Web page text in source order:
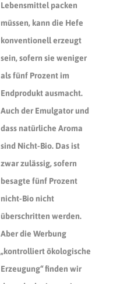
Lebensmittel packen
müssen, kann die Hefe
konventionell erzeugt
sein, sofern sie weniger
als fünf Prozent im
Endprodukt ausmacht.
Auch der Emulgator und
dass natürliche Aroma
sind Nicht-Bio. Das ist
zwar zulässig, sofern
besagte fünf Prozent
nicht-Bio nicht
überschritten werden.
Aber die Werbung
„kontrolliert ökologische
Erzeugung“ finden wir